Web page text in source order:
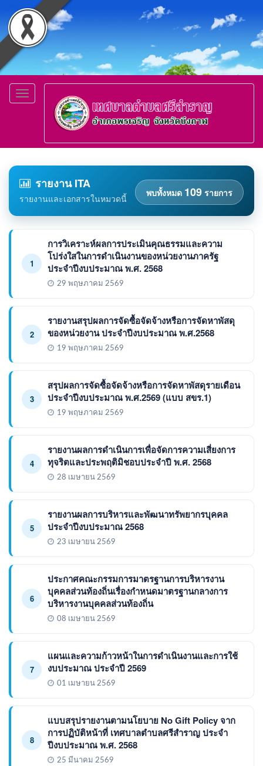
Toggle
navigation
รายงาน ITA
รายงานและเอกสารในหมวดนี้
พบทั้งหมด 109 รายการ
1
การวิเคราะห์ผลการประเมินคุณธรรมและความ
โปร่งใสในการดำเนินงานของหน่วยงานภาครัฐ
ประจำปีงบประมาณ พ.ศ. 2568
29 พฤษภาคม 2569
2
รายงานสรุปผลการจัดซื้อจัดจ้างหรือการจัดหาพัสดุ
ของหน่วยงาน ประจำปีงบประมาณ พ.ศ.2568
19 พฤษภาคม 2569
3
สรุปผลการจัดซื้อจัดจ้างหรือการจัดหาพัสดุรายเดือน
ประจำปีงบประมาณ พ.ศ.2569 (แบบ สขร.1)
19 พฤษภาคม 2569
4
รายงานผลการดำเนินการเพื่อจัดการความเสี่ยงการ
ทุจริตและประพฤติมิชอบประจำปี พ.ศ. 2568
28 เมษายน 2569
5
รายงานผลการบริหารและพัฒนาทรัพยากรบุคคล
ประจำปีงบประมาณ 2568
23 เมษายน 2569
6
ประกาศคณะกรรมการมาตรฐานการบริหารงาน
บุคคลส่วนท้องถิ่นเรื่องกำหนดมาตรฐานกลางการ
บริหารงานบุคคลส่วนท้องถิ่น
08 เมษายน 2569
7
แผนและความก้าวหน้าในการดำเนินงานและการใช้
งบประมาณ ประจำปี 2569
01 เมษายน 2569
8
แบบสรุปรายงานตามนโยบาย No Gift Policy จาก
การปฏิบัติหน้าที่ เทศบาลตำบลศรีสำราญ ประจำ
ปีงบประมาณ พ.ศ. 2568
25 มีนาคม 2569